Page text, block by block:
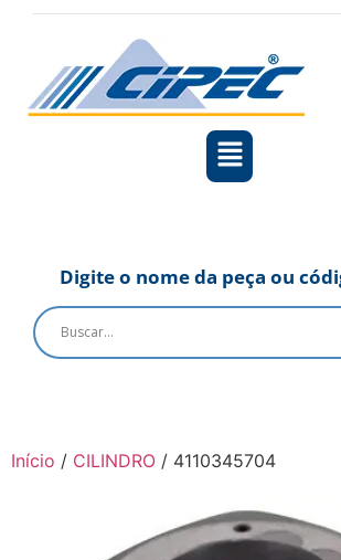
Digite o nome da peça ou
Início / CILINDRO / 4110345704